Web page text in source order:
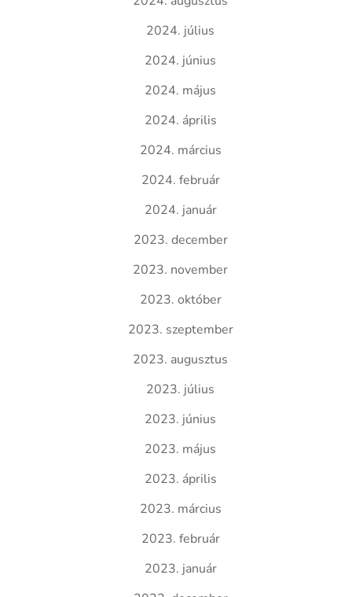
2024. július
2024. június
2024. május
2024. április
2024. március
2024. február
2024. január
2023. december
2023. november
2023. október
2023. szeptember
2023. augusztus
2023. július
2023. június
2023. május
2023. április
2023. március
2023. február
2023. január